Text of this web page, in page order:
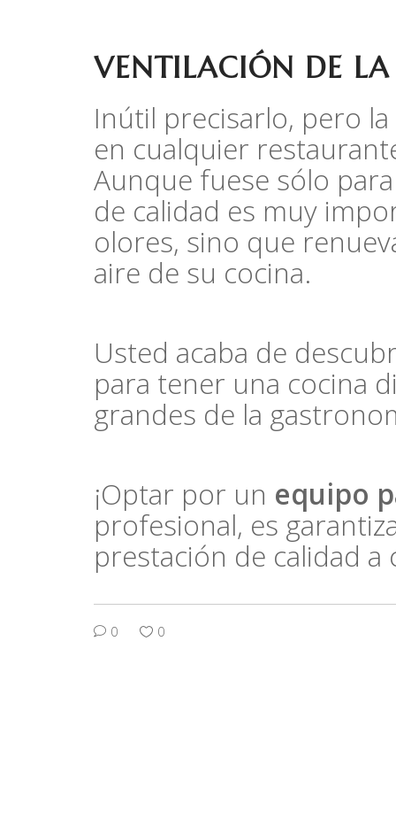
VENTILACIÓN DE
Inútil precisarlo, pero
en cualquier
Aunque fuese sólo
de calidad es muy
olores, sino que
aire de su cocina.
Usted acaba de
para tener una cocina
grandes de la
¡Optar por un equipo
profesional, es
prestación de calidad a
0 0